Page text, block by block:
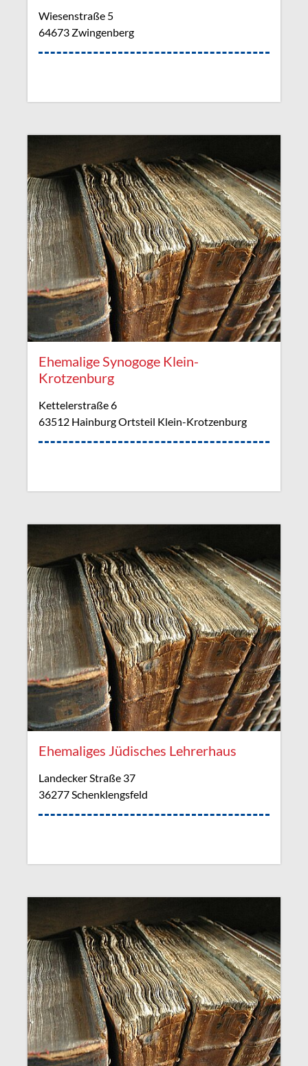
Wiesenstraße 5
64673 Zwingenberg
Ehemalige Synogoge Klein-
Krotzenburg
Kettelerstraße 6
63512 Hainburg Ortsteil Klein-Krotzenburg
Ehemaliges Jüdisches Lehrerhaus
Landecker Straße 37
36277 Schenklengsfeld